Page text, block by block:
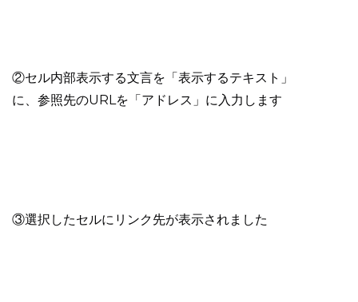
②セル内部表示する文言を「表示するテキスト」
に、参照先のURLを「アドレス」に入力します
③選択したセルにリンク先が表示されました